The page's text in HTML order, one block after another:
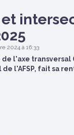
2024 à 16:33
de l'axe
l'AFSP, fait sa